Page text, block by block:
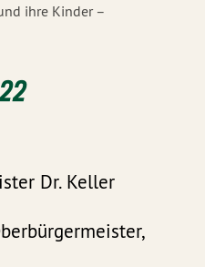
ihre Kinder –
Dr. Keller